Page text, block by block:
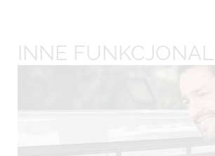
INNE